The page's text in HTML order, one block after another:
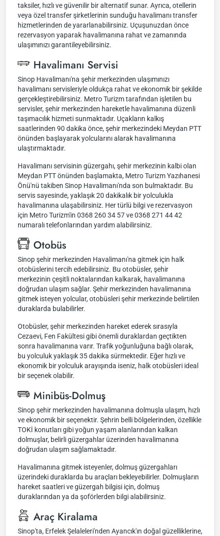
taksiler, hızlı ve güvenilir bir alternatif sunar. Ayrıca, otellerin
veya özel transfer şirketlerinin sunduğu havalimanı transfer
hizmetlerinden de yararlanabilirsiniz. Uçuşunuzdan önce
rezervasyon yaparak havalimanına rahat ve zamanında
ulaşımınızı garantileyebilirsiniz.
Havalimanı Servisi
Sinop Havalimanı'na şehir merkezinden ulaşımınızı
havalimanı servisleriyle oldukça rahat ve ekonomik bir şekilde
gerçekleştirebilirsiniz. Metro Turizm tarafından işletilen bu
servisler, şehir merkezinden hareketle havalimanına düzenli
taşımacılık hizmeti sunmaktadır. Uçakların kalkış
saatlerinden 90 dakika önce, şehir merkezindeki Meydan PTT
önünden başlayarak yolcularını alarak havalimanına
ulaştırmaktadır.
Havalimanı servisinin güzergahı, şehir merkezinin kalbi olan
Meydan PTT önünden başlamakta, Metro Turizm Yazıhanesi
Önü'nü takiben Sinop Havalimanı'nda son bulmaktadır. Bu
servis sayesinde, yaklaşık 20 dakikalık bir yolculukla
havalimanına ulaşabilirsiniz. Her türlü bilgi ve rezervasyon
için Metro Turizm'in 0368 260 34 57 ve 0368 271 44 42
numaralı telefonlarından yardım alabilirsiniz.
Otobüs
Sinop şehir merkezinden Havalimanı'na gitmek için halk
otobüslerini tercih edebilirsiniz. Bu otobüsler, şehir
merkezinin çeşitli noktalarından kalkarak, havalimanına
doğrudan ulaşım sağlar. Şehir merkezinden havalimanına
gitmek isteyen yolcular, otobüsleri şehir merkezinde belirtilen
duraklarda bulabilirler.
Otobüsler, şehir merkezinden hareket ederek sırasıyla
Cezaevi, Fen Fakültesi gibi önemli duraklardan geçtikten
sonra havalimanına varır. Trafik yoğunluğuna bağlı olarak,
bu yolculuk yaklaşık 35 dakika sürmektedir. Eğer hızlı ve
ekonomik bir yolculuk arayışında iseniz, halk otobüsleri ideal
bir seçenek olabilir.
Minibüs-Dolmuş
Sinop şehir merkezinden havalimanına dolmuşla ulaşım, hızlı
ve ekonomik bir seçenektir. Şehrin belli bölgelerinden, özellikle
TOKİ konutları gibi yoğun yaşam alanlarından kalkan
dolmuşlar, belirli güzergahlar üzerinden havalimanına
doğrudan ulaşım sağlamaktadır.
Havalimanına gitmek isteyenler, dolmuş güzergahları
üzerindeki duraklarda bu araçları bekleyebilirler. Dolmuşların
hareket saatleri ve güzergah bilgisi için, dolmuş
duraklarından ya da şoförlerden bilgi alabilirsiniz.
Araç Kiralama
Sinop'ta, Erfelek Şelaleleri'nden Ayancık'ın doğal güzelliklerine,